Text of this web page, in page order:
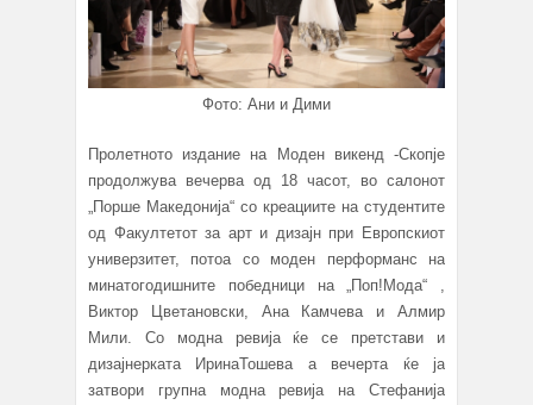
Фото: Ани и Дими
Пролетното издание на Моден викенд -Скопје
продолжува вечерва од 18 часот, во салонот
„Порше Македонија“ со креациите на студентите
од Факултетот за арт и дизајн при Европскиот
универзитет, потоа со моден перформанс на
минатогодишните победници на „Поп!Мода“ ,
Виктор Цветановски, Ана Камчева и Алмир
Мили. Со модна ревија ќе се претстави и
дизајнерката ИринаТошева а вечерта ќе ја
затвори групна модна ревија на Стефанија